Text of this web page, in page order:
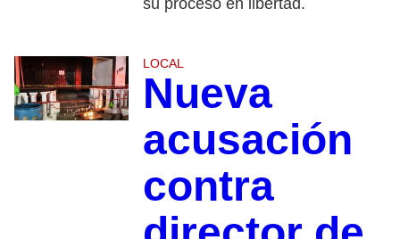
su proceso en libertad.
LOCAL
Nueva
acusación
contra